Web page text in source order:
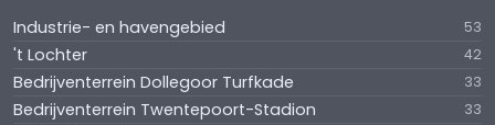
Industrie- en havengebied 53
't Lochter 42
Bedrijventerrein Dollegoor Turfkade 33
Bedrijventerrein Twentepoort-Stadion 33